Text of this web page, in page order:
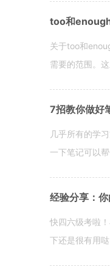
too和
关于too和
需要的范围。
7招教你做好
几乎所有的学
一下笔记可以
经验分享：
快四六级考啦
下还是很有用